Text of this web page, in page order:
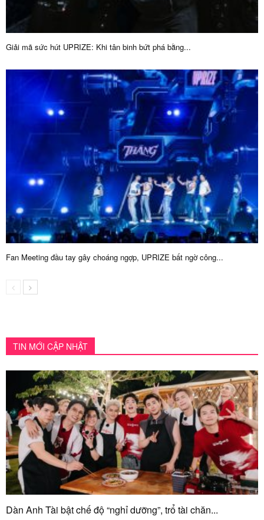
Giải mã sức hút UPRIZE: Khi tân binh bứt phá bằng...
Fan Meeting đầu tay gây choáng ngợp, UPRIZE bất ngờ công...
TIN MỚI CẬP NHẬT
Dàn Anh Tài bật chế độ “nghỉ dưỡng”, trổ tài chăn...